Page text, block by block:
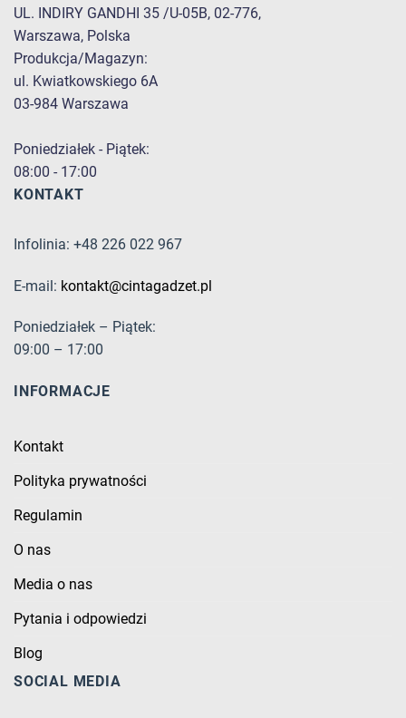
UL. INDIRY GANDHI 35 /U-05B, 02-776,
Warszawa, Polska
Produkcja/Magazyn:
ul. Kwiatkowskiego 6A
03-984 Warszawa
Poniedziałek - Piątek:
08:00 - 17:00
KONTAKT
Infolinia: +48 226 022 967
E-mail: kontakt@cintagadzet.pl
Poniedziałek – Piątek:
09:00 – 17:00
INFORMACJE
Kontakt
Polityka prywatności
Regulamin
O nas
Media o nas
Pytania i odpowiedzi
Blog
SOCIAL MEDIA